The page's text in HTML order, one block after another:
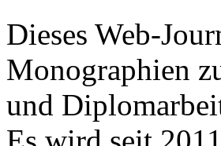
Dieses Web-
Monographien
und